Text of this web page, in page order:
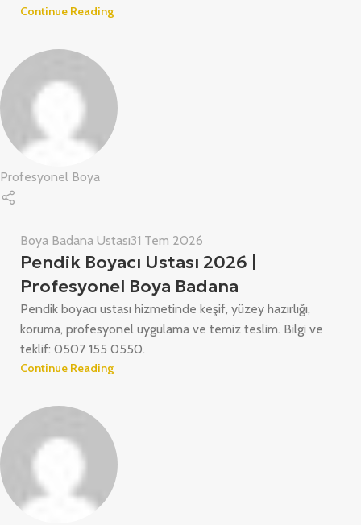
Continue Reading
Profesyonel Boya
Boya Badana Ustası31 Tem 2026
Pendik Boyacı Ustası 2026 |
Profesyonel Boya Badana
Pendik boyacı ustası hizmetinde keşif, yüzey hazırlığı,
koruma, profesyonel uygulama ve temiz teslim. Bilgi ve
teklif: 0507 155 0550.
Continue Reading